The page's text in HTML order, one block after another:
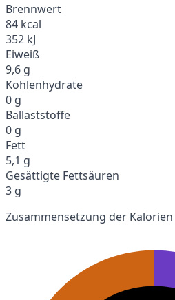
Brennwert
84 kcal
352 kJ
Eiweiß
9,6 g
Kohlenhydrate
0 g
Ballaststoffe
0 g
Fett
5,1 g
Gesättigte Fettsäuren
3 g
Zusammensetzung der Kalorien